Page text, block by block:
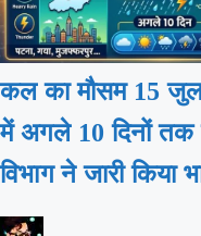
कल का मौसम 15
में अगले 10 दिनों तक
विभाग ने जारी किया